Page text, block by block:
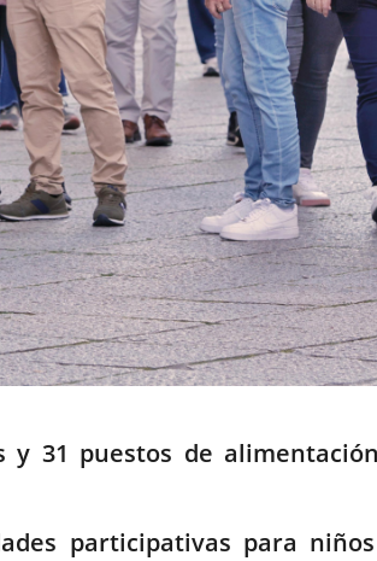
31 puestos de
participativas para